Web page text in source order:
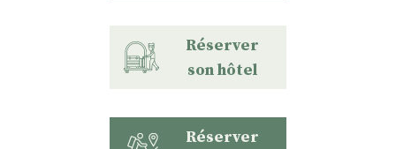
Réserver
son hôtel
Réserver